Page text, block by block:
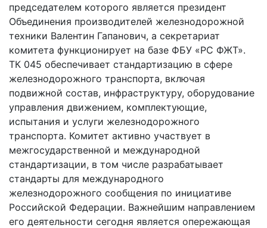
председателем которого является президент
Объединения производителей железнодорожной
техники Валентин Гапанович, а секретариат
комитета функционирует на базе ФБУ «РС ФЖТ».
ТК 045 обеспечивает стандартизацию в сфере
железнодорожного транспорта, включая
подвижной состав, инфраструктуру, оборудование
управления движением, комплектующие,
испытания и услуги железнодорожного
транспорта. Комитет активно участвует в
межгосударственной и международной
стандартизации, в том числе разрабатывает
стандарты для международного
железнодорожного сообщения по инициативе
Российской Федерации. Важнейшим направлением
его деятельности сегодня является опережающая